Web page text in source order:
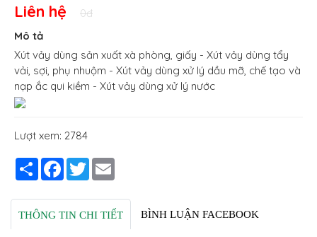
Liên hệ
0đ
Mô tả
Xút vảy dùng sản xuất xà phòng, giấy - Xút vảy dùng tẩy
vải, sợi, phụ nhuộm - Xút vảy dùng xử lý dầu mỡ, chế tạo và
nạp ắc qui kiềm - Xút vảy dùng xử lý nước
Lượt xem: 2784
ShareFacebook
Twitter
THÔNG TIN CHI TIẾT BÌNH LUẬN FACEBOOK